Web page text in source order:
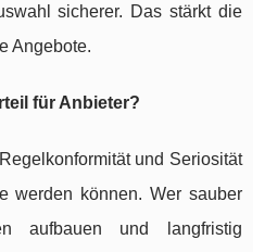
sicherer. Das stärkt die
Angebote.
für Anbieter?
und Seriosität
werden können. Wer sauber
aufbauen und langfristig